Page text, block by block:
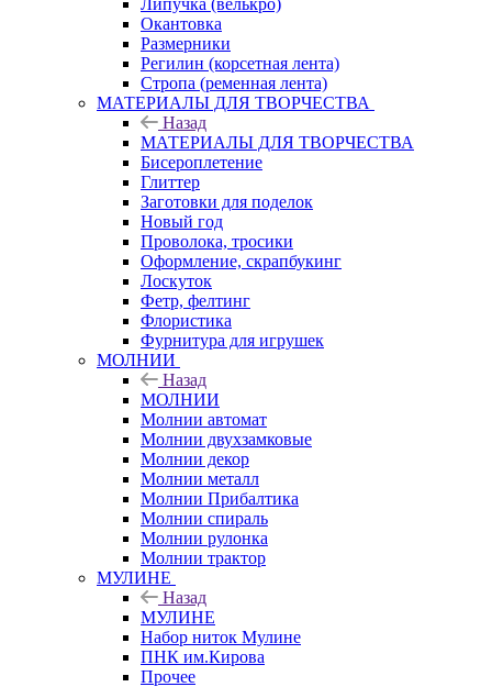
Липучка (велькро)
Окантовка
Размерники
Регилин (корсетная лента)
Стропа (ременная лента)
МАТЕРИАЛЫ ДЛЯ ТВОРЧЕСТВА
Назад
МАТЕРИАЛЫ ДЛЯ ТВОРЧЕСТВА
Бисероплетение
Глиттер
Заготовки для поделок
Новый год
Проволока, тросики
Оформление, скрапбукинг
Лоскуток
Фетр, фелтинг
Флористика
Фурнитура для игрушек
МОЛНИИ
Назад
МОЛНИИ
Молнии автомат
Молнии двухзамковые
Молнии декор
Молнии металл
Молнии Прибалтика
Молнии спираль
Молнии рулонка
Молнии трактор
МУЛИНЕ
Назад
МУЛИНЕ
Набор ниток Мулине
ПНК им.Кирова
Прочее